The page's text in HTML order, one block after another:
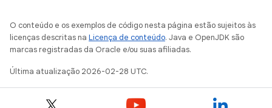
O conteúdo e os exemplos de código nesta página estão sujeitos às
licenças descritas na Licença de conteúdo. Java e OpenJDK são
marcas registradas da Oracle e/ou suas afiliadas.
Última atualização 2026-02-28 UTC.